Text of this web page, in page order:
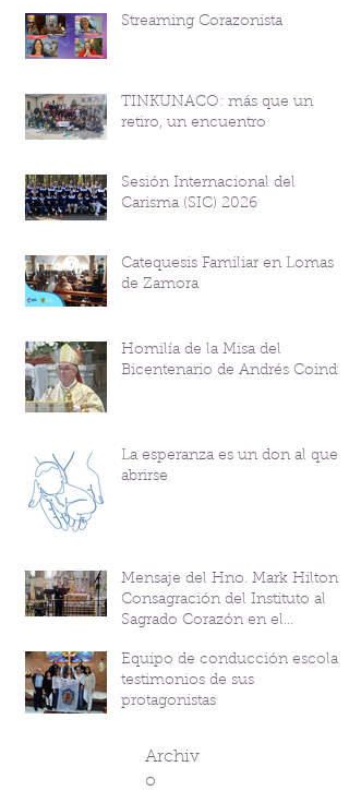
Streaming Corazonista
TINKUNACO: más que un
retiro, un encuentro
Sesión Internacional del
Carisma (SIC) 2026
Catequesis Familiar en Lomas
de Zamora
Homilía de la Misa del
Bicentenario de Andrés Coindre
La esperanza es un don al que
abrirse
Mensaje del Hno. Mark Hilton y
Consagración del Instituto al
Sagrado Corazón en el
Coindre
Equipo de conducción escolar:
testimonios de sus
protagonistas
Archiv
o